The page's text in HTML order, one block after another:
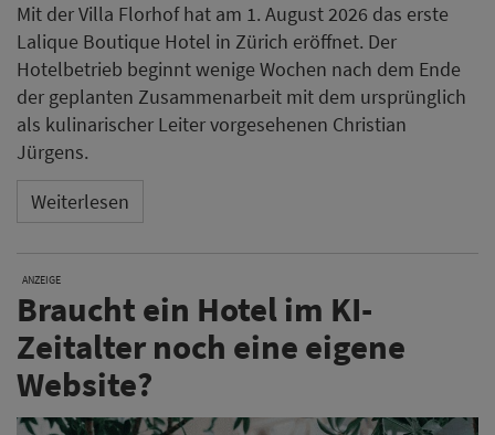
Mit der Villa Florhof hat am 1. August 2026 das erste
Lalique Boutique Hotel in Zürich eröffnet. Der
Hotelbetrieb beginnt wenige Wochen nach dem Ende
der geplanten Zusammenarbeit mit dem ursprünglich
als kulinarischer Leiter vorgesehenen Christian
Jürgens.
Weiterlesen
ANZEIGE
Braucht ein Hotel im KI-
Zeitalter noch eine eigene
Website?